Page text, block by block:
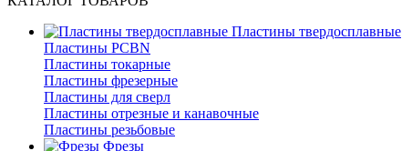
Пластины твердосплавные
Пластины PCBN
Пластины токарные
Пластины фрезерные
Пластины для сверл
Пластины отрезные и канавочные
Пластины резьбовые
Фрезы